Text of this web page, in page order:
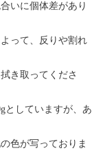
いに個体差があり
って、反りや割れ
き取ってくださ
としていますが、あ
色が写っておりま